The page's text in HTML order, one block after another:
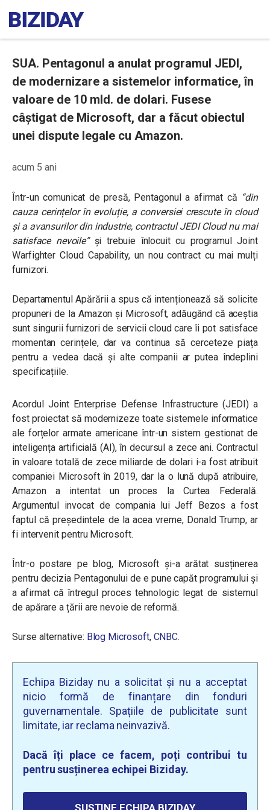
SUA. Pentagonul a anulat programul JEDI,
de modernizare a sistemelor informatice, în
valoare de 10 mld. de dolari. Fusese
câștigat de Microsoft, dar a făcut obiectul
unei dispute legale cu Amazon.
acum 5 ani
Într-un comunicat de presă, Pentagonul a afirmat că “din
cauza cerințelor în evoluție, a conversiei crescute în cloud
și a avansurilor din industrie, contractul JEDI Cloud nu mai
satisface nevoile”și trebuie înlocuit cu programul Joint
Warfighter Cloud Capability, un nou contract cu mai mulți
furnizori.
Departamentul Apărării a spus că intenționează să solicite
propuneri de la Amazon și Microsoft, adăugând că aceștia
sunt singurii furnizori de servicii cloud care îi pot satisface
momentan cerințele, dar va continua să cerceteze piața
pentru a vedea dacă și alte companii ar putea îndeplini
specificațiile.
Acordul Joint Enterprise Defense Infrastructure (JEDI) a
fost proiectat să modernizeze toate sistemele informatice
ale forțelor armate americane într-un sistem gestionat de
inteligența artificială (AI), în decursul a zece ani. Contractul
în valoare totală de zece miliarde de dolari i-a fost atribuit
companiei Microsoft în 2019, dar la o lună după atribuire,
Amazon a intentat un proces la Curtea Federală.
Argumentul invocat de compania lui Jeff Bezos a fost
faptul căpreședintele de la acea vreme, Donald Trump, ar
fi intervenit pentru Microsoft.
Într-o postare pe blog, Microsoft și-a arătat susținerea
pentru decizia Pentagonului de e pune capăt programului și
a afirmat că întregul proces tehnologic legat de sistemul
de apărare a țării are nevoie de reformă.
Surse alternative: Blog Microsoft, CNBC.
Echipa Biziday nu a solicitat și nu a acceptat
nicio formă de finanțare din fonduri
guvernamentale. Spațiile de publicitate sunt
limitate, iar reclama neinvazivă.
Dacă îți place ce facem, poți contribui tu
pentru susținerea echipei Biziday.
SUSȚINE ECHIPA BIZIDAY